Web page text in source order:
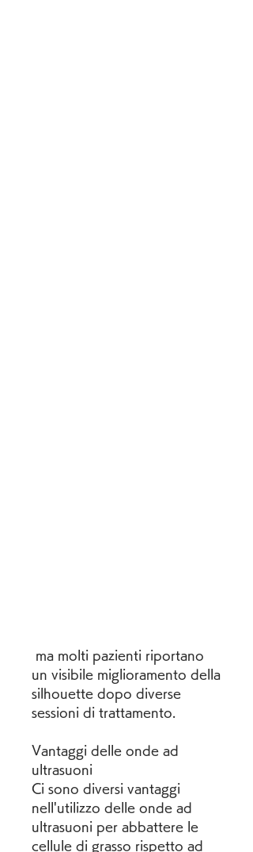
un visibile miglioramento della
silhouette dopo diverse
sessioni di trattamento.
Vantaggi delle onde ad
ultrasuoni
Ci sono diversi vantaggi
nell'utilizzo delle onde ad
ultrasuoni per abbattere le
cellule di grasso rispetto ad